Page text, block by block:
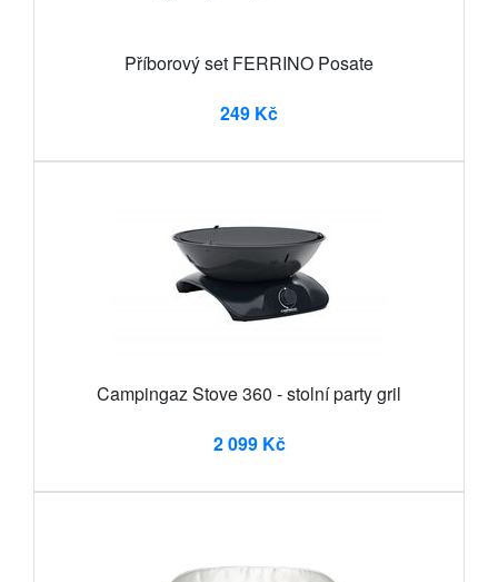
Příborový set FERRINO Posate
249 Kč
Campingaz Stove 360 - stolní party gril
2 099 Kč